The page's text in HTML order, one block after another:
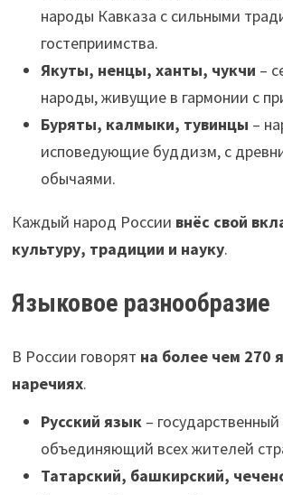
народы Кавказа с сильными
гостеприимства.
Якуты, ненцы, ханты, чукчи –
народы, живущие в гармонии с
Буряты, калмыки, тувинцы –
исповедующие буддизм, с
обычаями.
Каждый народ России внёс свой
культуру, традиции и науку.
Языковое разнообразие
В России говорят на более чем 270
наречиях.
Русский язык–
объединяющий всех жителей
Татарский, башкирский,